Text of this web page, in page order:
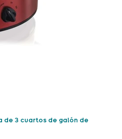
de 3 cuartos de galón de